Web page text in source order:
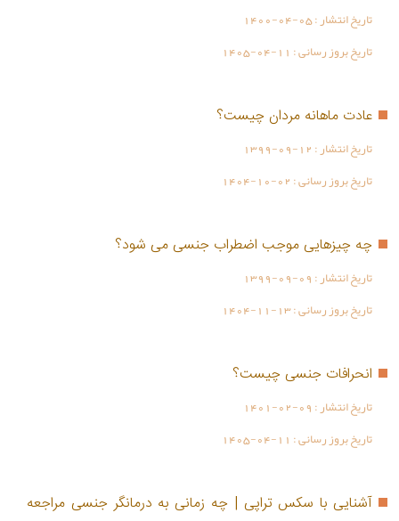
تاریخ انتشار :1400-04-05
تاریخ بروز رسانی : 1405-04-11
عادت ماهانه مردان چیست؟
تاریخ انتشار :1399-09-12
تاریخ بروز رسانی :1404-10-02
چه چیزهایی موجب اضطراب جنسی می شود؟
تاریخ انتشار :1399-09-09
تاریخ بروز رسانی :1404-11-13
انحرافات جنسی چیست؟
تاریخ انتشار :1401-02-09
تاریخ بروز رسانی : 1405-04-11
آشنایی با سکس تراپی | چه زمانی به درمانگر جنسی مراجعه